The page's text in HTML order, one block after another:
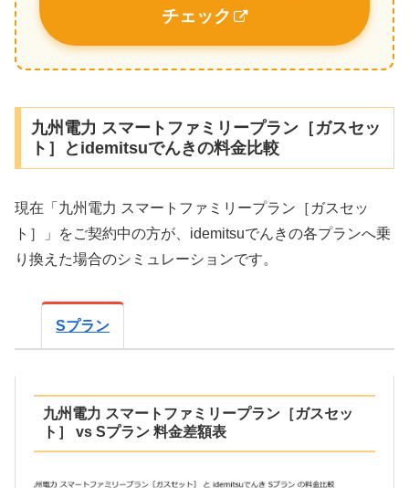
チェック
九州電力 スマートファミリープラン［ガスセッ
ト］とidemitsuでんきの料金比較
現在「九州電力 スマートファミリープラン［ガスセッ
ト］」をご契約中の方が、idemitsuでんきの各プランへ乗
り換えた場合のシミュレーションです。
Sプラン
九州電力 スマートファミリープラン［ガスセッ
ト］ vs Sプラン 料金差額表